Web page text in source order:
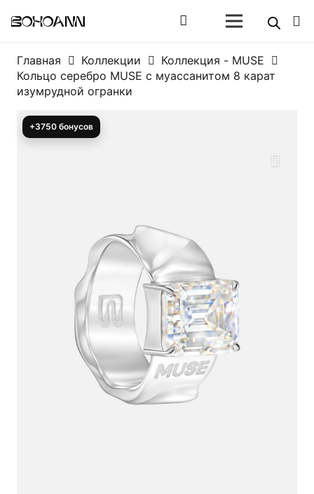
Главная Коллекции
Коллекция - MUSE
Кольцо серебро MUSE с муассанитом 8 карат
изумрудной огранки
+3750 бонусов